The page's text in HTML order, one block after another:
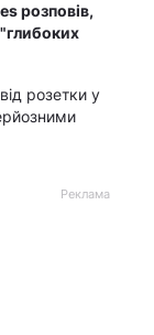
розповів,
розетки у
Реклама